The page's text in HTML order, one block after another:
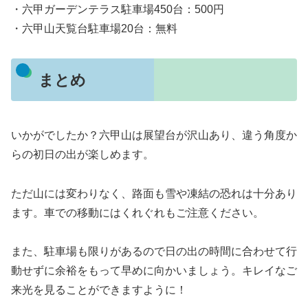
・六甲ガーデンテラス駐車場450台：500円
・六甲山天覧台駐車場20台：無料
まとめ
いかがでしたか？六甲山は展望台が沢山あり、違う角度か
らの初日の出が楽しめます。
ただ山には変わりなく、路面も雪や凍結の恐れは十分あり
ます。車での移動にはくれぐれもご注意ください。
また、駐車場も限りがあるので日の出の時間に合わせて行
動せずに余裕をもって早めに向かいましょう。キレイなご
来光を見ることができますように！